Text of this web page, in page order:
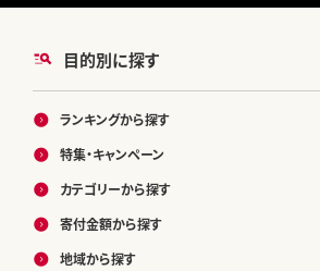
目的別に探す
ランキングから探す
特集・キャンペーン
カテゴリーから探す
寄付金額から探す
地域から探す